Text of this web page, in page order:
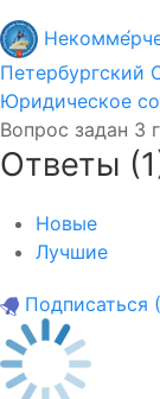
Петербургский
Юридическое
Вопрос задан 3
Ответы (1
Новые
Лучшие
Подписаться